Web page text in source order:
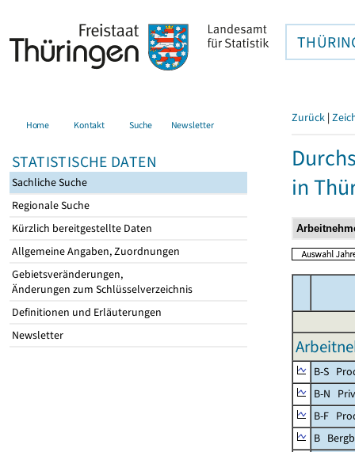
Home Kontakt Suche Newsletter
STATISTISCHE DATEN
Sachliche Suche
Regionale Suche
Kürzlich bereitgestellte Daten
Allgemeine Angaben, Zuordnungen
Gebietsveränderungen,
Änderungen zum Schlüsselverzeichnis
Definitionen und Erläuterungen
Newsletter
Zurück |
in
B-S
B-N
B-F
B